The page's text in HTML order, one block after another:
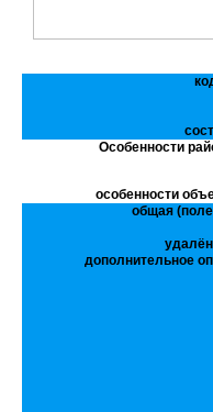
Особенности
особенности
общая
дополнительное